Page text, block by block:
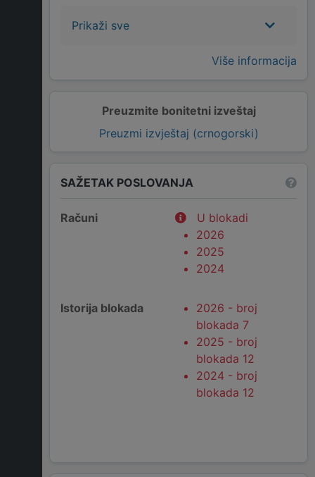
Preuzmite bonitetni izveštaj
Preuzmi izvještaj (crnogorski)
Prikaži sve
Više informacija
SAŽETAK POSLOVANJA
Računi
U blokadi
2026
2025
2024
Istorija blokada
2026 - broj
blokada 7
2025 - broj
blokada 12
2024 - broj
blokada 12